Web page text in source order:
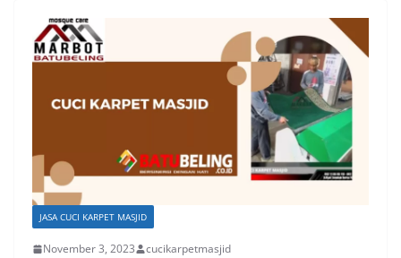
JASA CUCI KARPET MASJID
November 3, 2023 cucikarpetmasjid